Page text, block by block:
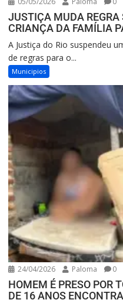
JUSTIÇA MUDA REGRA
CRIANÇA DA FAMÍLIA
A Justiça do Rio suspendeu
de regras para o...
Municipios
24/04/2026 Paloma 0
HOMEM É PRESO POR
DE 16 ANOS